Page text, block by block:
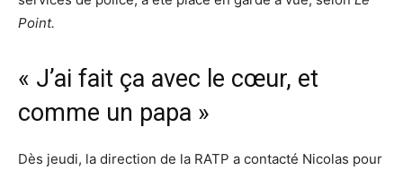
Point.
« J’ai fait ça avec le cœur, et
comme un papa »
Dès jeudi, la direction de la RATP a contacté Nicolas pour